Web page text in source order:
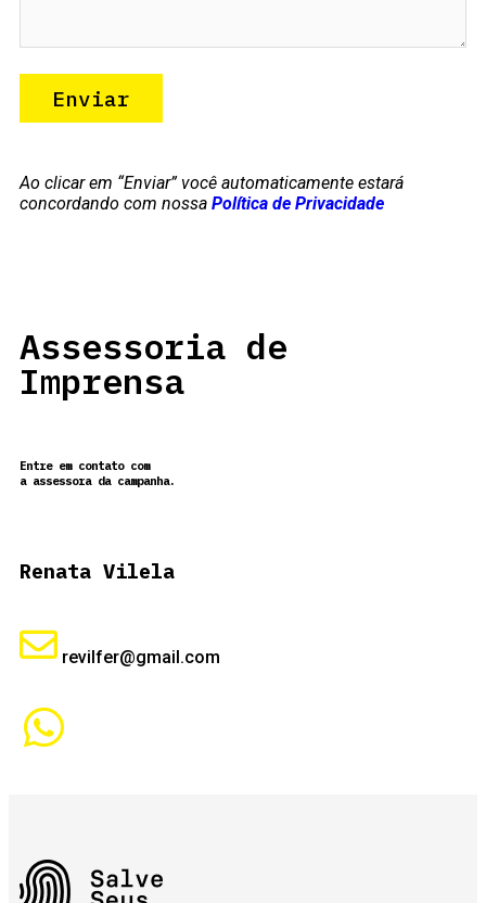
Ao clicar em “Enviar” você automaticamente estará
concordando com nossa Política de Privacidade
Assessoria de
Imprensa
Entre em contato com
a assessora da campanha.
Renata Vilela
revilfer@gmail.com